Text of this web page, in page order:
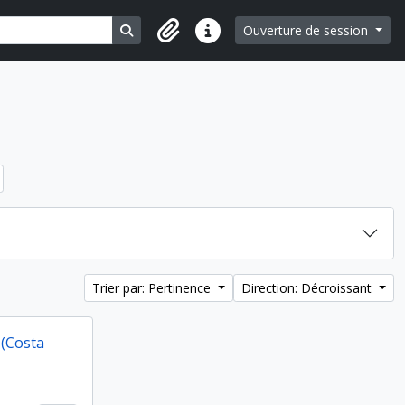
Search in browse page
Liens rapidesOuverture de session
Trier par: Pertinence Direction: Décroissant